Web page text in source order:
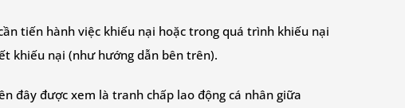
tiến hành việc khiếu nại hoặc trong quá trình khiếu nại
khiếu nại (như hướng dẫn bên trên).
đây được xem là tranh chấp lao động cá nhân giữa